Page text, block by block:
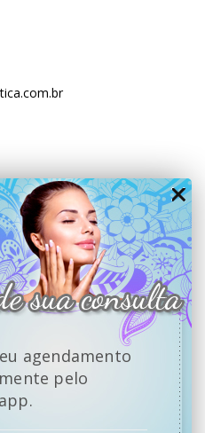
você aqui.
agendamento
pelo